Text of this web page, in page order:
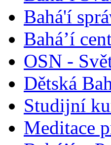
Bahá'í
Bahá’í
OSN -
Dětská
Studijní
Meditace